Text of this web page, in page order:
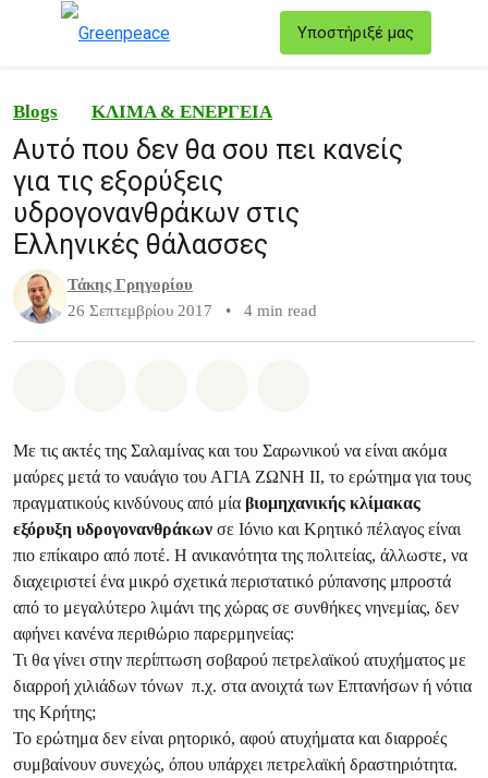
Υποστήριξέ μας
Blogs ΚΛΙΜΑ & ΕΝΕΡΓΕΙΑ
Αυτό που δεν θα σου πει κανείς
για τις εξορύξεις
υδρογονανθράκων στις
Ελληνικές θάλασσες
Τάκης Γρηγορίου
26 Σεπτεμβρίου 2017
• 4 min read
Με τις ακτές της Σαλαμίνας και του Σαρωνικού να είναι ακόμα
μαύρες μετά το ναυάγιο του ΑΓΙΑ ΖΩΝΗ ΙΙ, το ερώτημα για τους
πραγματικούς κινδύνους από μία βιομηχανικής κλίμακας
εξόρυξη υδρογονανθράκων σε Ιόνιο και Κρητικό πέλαγος είναι
πιο επίκαιρο από ποτέ. Η ανικανότητα της πολιτείας, άλλωστε, να
διαχειριστεί ένα μικρό σχετικά περιστατικό ρύπανσης μπροστά
από το μεγαλύτερο λιμάνι της χώρας σε συνθήκες νηνεμίας, δεν
αφήνει κανένα περιθώριο παρερμηνείας:
Τι θα γίνει στην περίπτωση σοβαρού πετρελαϊκού ατυχήματος με
διαρροή χιλιάδων τόνων π.χ. στα ανοιχτά των Επτανήσων ή νότια
της Κρήτης;
Το ερώτημα δεν είναι ρητορικό, αφού ατυχήματα και διαρροές
συμβαίνουν συνεχώς, όπου υπάρχει πετρελαϊκή δραστηριότητα.